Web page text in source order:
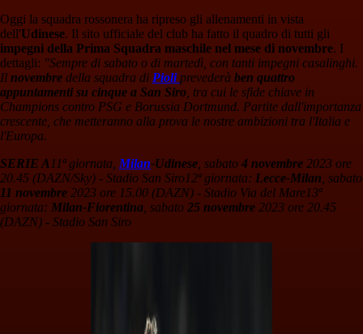
Oggi la squadra rossonera ha ripreso gli allenamenti in vista
dell'Udinese. Il sito ufficiale del club ha fatto il quadro di tutti gli
impegni della Prima Squadra maschile nel mese di novembre. I
dettagli: "Sempre di sabato o di martedì, con tanti impegni casalinghi.
Il novembre della squadra di Pioli prevederà ben quattro
appuntamenti su cinque a San Siro , tra cui le sfide chiave in
Champions contro PSG e Borussia Dortmund. Partite dall'importanza
crescente, che metteranno alla prova le nostre ambizioni tra l'Italia e
l'Europa.
SERIE A 11ª giornata, Milan-Udinese , sabato 4 novembre 2023 ore
20.45 (DAZN/Sky) - Stadio San Siro12ª giornata: Lecce-Milan , sabato
11 novembre 2023 ore 15.00 (DAZN) - Stadio Via del Mare13ª
giornata: Milan-Fiorentina , sabato 25 novembre 2023 ore 20.45
(DAZN) - Stadio San Siro